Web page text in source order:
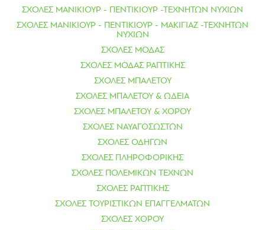
ΣΧΟΛΕΣ ΜΑΝΙΚΙΟΥΡ - ΠΕΝΤΙΚΙΟΥΡ -ΤΕΧΝΗΤΩΝ ΝΥΧΙΩΝ
ΣΧΟΛΕΣ ΜΑΝΙΚΙΟΥΡ - ΠΕΝΤΙΚΙΟΥΡ - ΜΑΚΙΓΙΑΖ -ΤΕΧΝΗΤΩΝ
ΝΥΧΙΩΝ
ΣΧΟΛΕΣ ΜΟΔΑΣ
ΣΧΟΛΕΣ ΜΟΔΑΣ ΡΑΠΤΙΚΗΣ
ΣΧΟΛΕΣ ΜΠΑΛΕΤΟΥ
ΣΧΟΛΕΣ ΜΠΑΛΕΤΟΥ & ΩΔΕΙΑ
ΣΧΟΛΕΣ ΜΠΑΛΕΤΟΥ & ΧΟΡΟΥ
ΣΧΟΛΕΣ ΝΑΥΑΓΟΣΩΣΤΩΝ
ΣΧΟΛΕΣ ΟΔΗΓΩΝ
ΣΧΟΛΕΣ ΠΛΗΡΟΦΟΡΙΚΗΣ
ΣΧΟΛΕΣ ΠΟΛΕΜΙΚΩΝ ΤΕΧΝΩΝ
ΣΧΟΛΕΣ ΡΑΠΤΙΚΗΣ
ΣΧΟΛΕΣ ΤΟΥΡΙΣΤΙΚΩΝ ΕΠΑΓΓΕΛΜΑΤΩΝ
ΣΧΟΛΕΣ ΧΟΡΟΥ